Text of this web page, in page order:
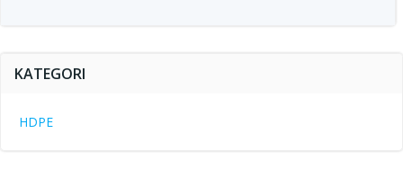
KATEGORI
HDPE